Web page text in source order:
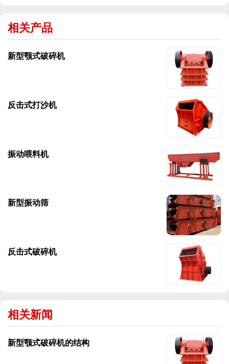
相关产品
新型颚式破碎机
反击式打沙机
振动喂料机
新型振动筛
反击式破碎机
相关新闻
新型颚式破碎机的结构